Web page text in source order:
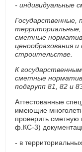
- индивидуальные
Государственные,
сметные
ценообразования
строительстве.
К
сметные
подгрупп 81, 82 и
Аттестованные
имеющие
проверить
ф.КС-3)
- в